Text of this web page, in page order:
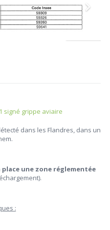
signé grippe aviaire
dans les Flandres, dans un
une zone réglementée
: